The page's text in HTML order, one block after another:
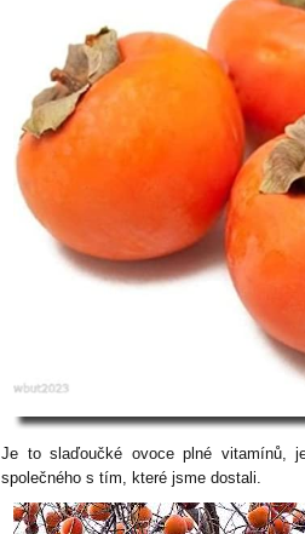
Je to slaďoučké ovoce plné vitamínů,
společného s tím, které jsme dostali.